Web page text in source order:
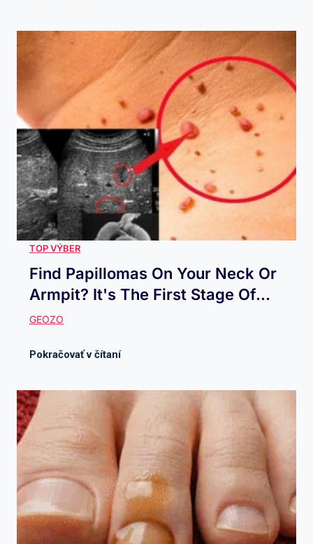
Find Papillomas On Your Neck Or
Armpit? It's The First Stage Of...